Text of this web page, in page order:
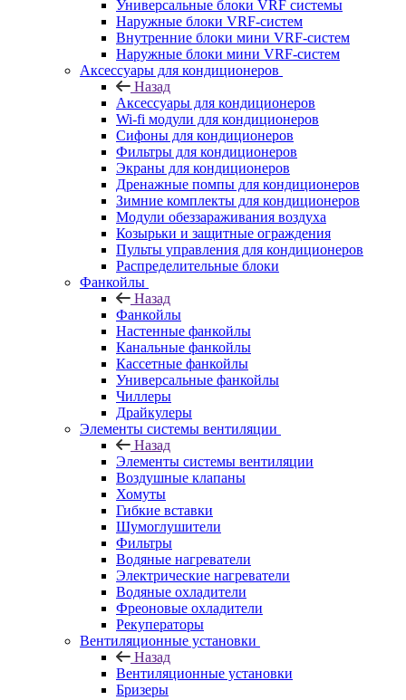
Универсальные блоки VRF системы
Наружные блоки VRF-систем
Внутренние блоки мини VRF-систем
Наружные блоки мини VRF-систем
Аксессуары для кондиционеров
Назад
Аксессуары для кондиционеров
Wi-fi модули для кондиционеров
Сифоны для кондиционеров
Фильтры для кондиционеров
Экраны для кондиционеров
Дренажные помпы для кондиционеров
Зимние комплекты для кондиционеров
Модули обеззараживания воздуха
Козырьки и защитные ограждения
Пульты управления для кондиционеров
Распределительные блоки
Фанкойлы
Назад
Фанкойлы
Настенные фанкойлы
Канальные фанкойлы
Кассетные фанкойлы
Универсальные фанкойлы
Чиллеры
Драйкулеры
Элементы системы вентиляции
Назад
Элементы системы вентиляции
Воздушные клапаны
Хомуты
Гибкие вставки
Шумоглушители
Фильтры
Водяные нагреватели
Электрические нагреватели
Водяные охладители
Фреоновые охладители
Рекуператоры
Вентиляционные установки
Назад
Вентиляционные установки
Бризеры